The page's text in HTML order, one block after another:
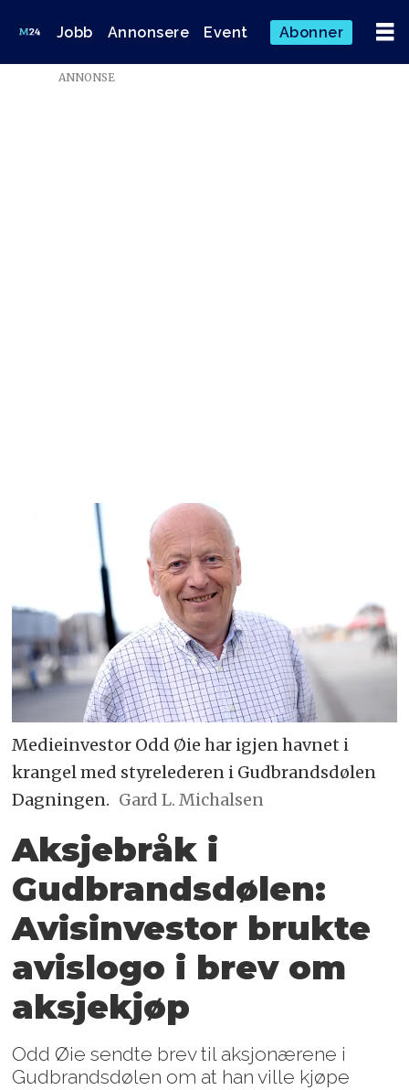
Jobb Annonsere Event Abonner
ANNONSE
Medieinvestor Odd Øie har igjen havnet i
krangel med styrelederen i Gudbrandsdølen
Dagningen. Gard L. Michalsen
Aksjebråk i
Gudbrandsdølen:
Avisinvestor brukte
avislogo i brev om
aksjekjøp
Odd Øie sendte brev til aksjonærene i
Gudbrandsdølen om at han ville kjøpe